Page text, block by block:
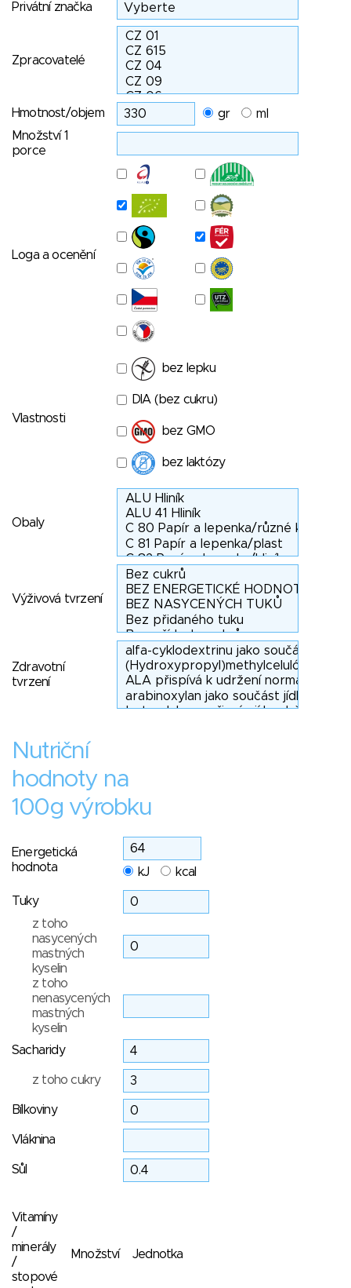
Privátní značka
Zpracovatelé
Hmotnost/objem gr
ml
Množství 1
porce
Loga a ocenění
Vlastnosti
bez lepku
DIA (bez cukru)
bez GMO
bez laktózy
Obaly
Výživová tvrzení
Zdravotní
tvrzení
Nutriční
hodnoty na
100g výrobku
Energetická
hodnota
kJ kcal
Tuky
z toho
nasycených
mastných
kyselin
z toho
nenasycených
mastných
kyselin
Sacharidy
z toho cukry
Bílkoviny
Vláknina
Sůl
Vitamíny
/
minerály
/
stopové
Množství Jednotka